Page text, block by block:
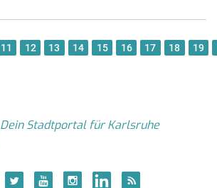
11 12 13 14 15 16 17 18 19
Dein Stadtportal für Karlsruhe